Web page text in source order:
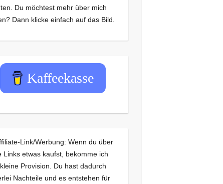
Du möchtest mehr über mich
Dann klicke einfach auf das Bild.
Kaffeekasse
Link/Werbung: Wenn du über
Links etwas kaufst, bekomme ich
Provision. Du hast dadurch
Nachteile und es entstehen für